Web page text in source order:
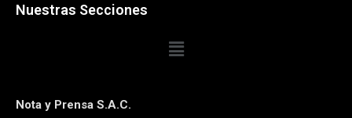
Nuestras Secciones
Nota y Prensa S.A.C.